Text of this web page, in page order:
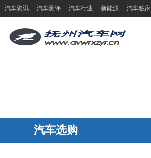
汽车资讯 汽车测评 汽车行业 新能源 汽车独家
汽车选购